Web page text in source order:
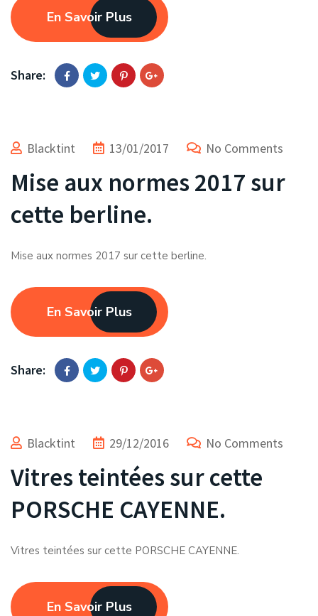
En Savoir Plus
Share:
Blacktint 13/01/2017 No Comments
Mise aux normes 2017 sur
cette berline.
Mise aux normes 2017 sur cette berline.
En Savoir Plus
Share:
Blacktint 29/12/2016 No Comments
Vitres teintées sur cette
PORSCHE CAYENNE.
Vitres teintées sur cette PORSCHE CAYENNE.
En Savoir Plus